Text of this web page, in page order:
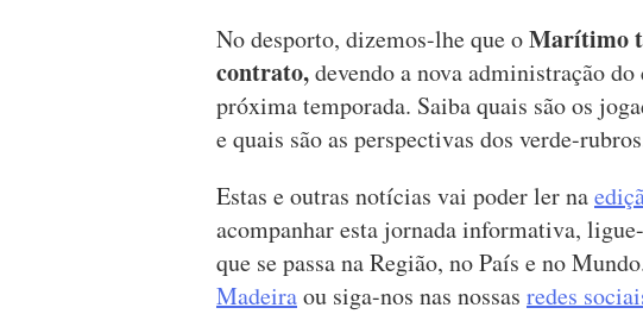
No desporto, dizemos-lhe que oMarítimo
contrato,devendo a nova administração
próxima temporada. Saiba quais são os
e quais são as perspectivas dos verde-
Estas e outras notícias vai poder ler na
acompanhar esta jornada informativa,
que se passa na Região, no País e no
Madeiraou siga-nos nas nossas redes